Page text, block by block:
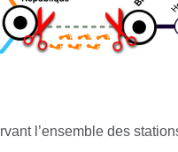
l’ensemble des